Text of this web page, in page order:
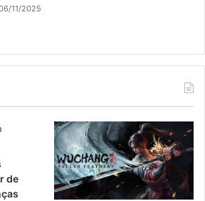
11/2025
de